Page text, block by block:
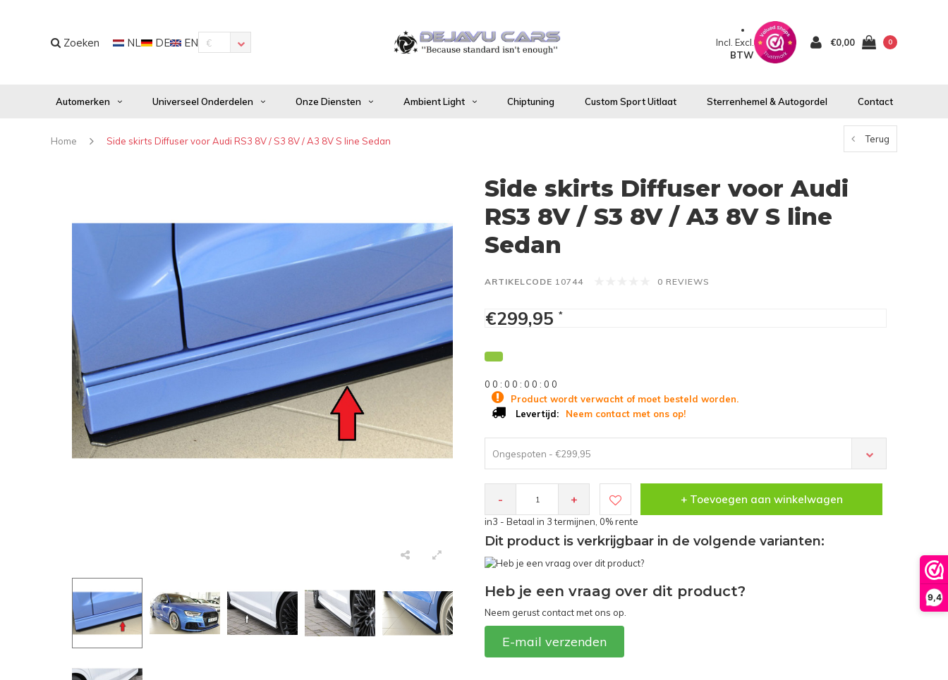
9,4
Zoeken NL DE EN € Incl. Excl.
BTW
€0,00 0
Automerken Universeel Onderdelen Onze Diensten Ambient Light Chiptuning Custom Sport Uitlaat Sterrenhemel & Autogordel Contact
Home Side skirts Diffuser voor Audi RS3 8V / S3 8V / A3 8V S line Sedan Terug
Side skirts Diffuser voor Audi
RS3 8V / S3 8V / A3 8V S line
Sedan
ARTIKELCODE 10744 0 REVIEWS
€299,95 *
0 0 : 0 0 : 0 0 : 0 0
Product wordt verwacht of moet besteld worden.
Levertijd:
Neem contact met ons op!
Ongespoten - €299,95
- + + Toevoegen aan winkelwagen
in3 - Betaal in 3 termijnen, 0% rente
Dit product is verkrijgbaar in de volgende varianten:
Heb je een vraag over dit product?
Neem gerust contact met ons op.
E-mail verzenden